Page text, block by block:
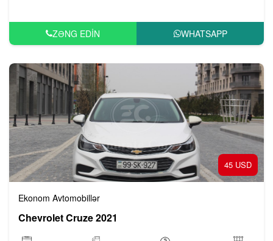
ZƏNG EDIN WHATSAPP
45 USD
Ekonom Avtomobillər
Chevrolet Cruze 2021